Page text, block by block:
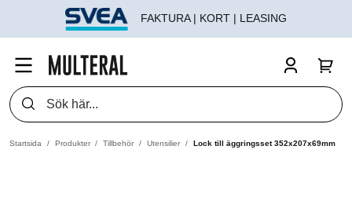
FAKTURA | KORT | LEASING
Startsida Produkter Tillbehör Utensilier Lock till äggringsset 352x207x69mm